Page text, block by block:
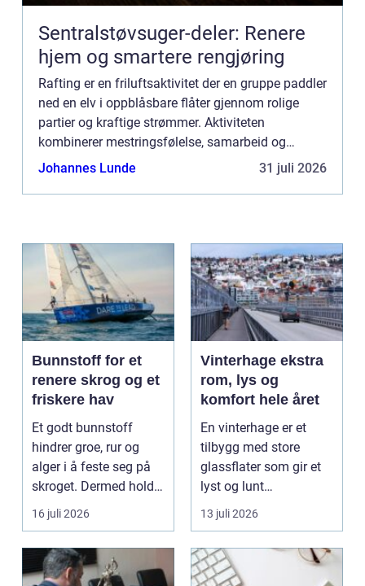
Sentralstøvsuger-deler: Renere
hjem og smartere rengjøring
Rafting er en friluftsaktivitet der en gruppe paddler
ned en elv i oppblåsbare flåter gjennom rolige
partier og kraftige strømmer. Aktiviteten
kombinerer mestringsfølelse, samarbeid og
nærkontakt med fossende fjellvann, og har på få
Johannes Lunde 31 juli 2026
Bunnstoff for et
renere skrog og et
friskere hav
Et godt bunnstoff
hindrer groe, rur og
alger i å feste seg på
skroget. Dermed holder
båten bedre far...
16 juli 2026
Vinterhage ekstra
rom, lys og
komfort hele året
En vinterhage er et
tilbygg med store
glassflater som gir et
lyst og lunt
oppholdsrom nær
hagen, ogs...
13 juli 2026